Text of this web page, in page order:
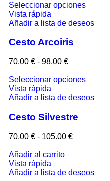
Seleccionar opciones
Vista rápida
Añadir a lista de deseos
Cesto Arcoiris
70.00 € - 98.00 €
Seleccionar opciones
Vista rápida
Añadir a lista de deseos
Cesto Silvestre
70.00 € - 105.00 €
Añadir al carrito
Vista rápida
Añadir a lista de deseos